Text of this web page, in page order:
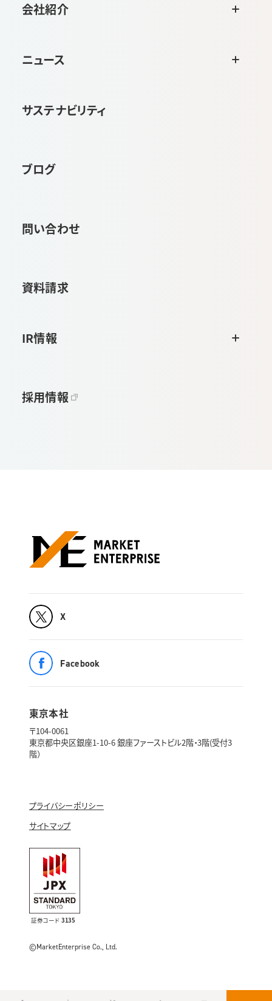
X
Facebook
東京本社
〒104-0061
東京都中央区銀座1-10-6 銀座ファーストビル2階・3階(受付3
階）
会社紹介
ニュース
サステナビリティ
ブログ
問い合わせ
資料請求
IR情報
採用情報
©MarketEnterprise Co., Ltd.
プライバシーポリシー
サイトマップ
証券コード3135